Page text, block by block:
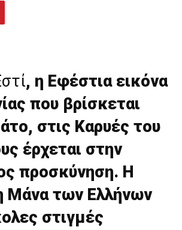
, η Εφέστια εικόνα
που βρίσκεται
στις Καρυές του
έρχεται στην
προσκύνηση. Η
Μάνα των Ελλήνων
στιγμές